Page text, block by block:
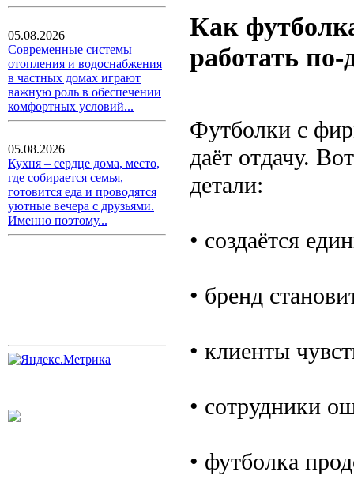
05.08.2026
Современные системы
отопления и водоснабжения
в частных домах играют
важную роль в обеспечении
комфортных условий...
05.08.2026
Кухня – сердце дома, место,
где собирается семья,
готовится еда и проводятся
уютные вечера с друзьями.
Именно поэтому...
Как
работать по-
Футболки с
даёт отдачу.
детали:
• создаётся
• бренд
• клиенты
• сотрудники
• футболка